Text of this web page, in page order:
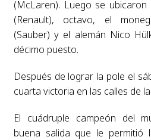
(McLaren). Luego se ubicaron
(Renault), octavo, el
(Sauber) y el alemán Nico
décimo puesto.
Después de lograr la pole el
cuarta victoria en las calles de
El cuádruple campeón del
buena salida que le